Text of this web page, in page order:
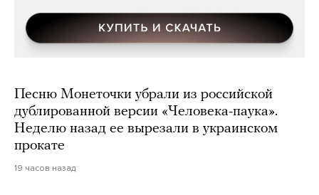
Песню Монеточки убрали из российской
дублированной версии «Человека-паука».
Неделю назад ее вырезали в украинском
прокате
19 часов назад